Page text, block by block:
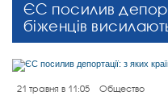
ЄС посилив
біженців
21 травня в 11:05 Общество